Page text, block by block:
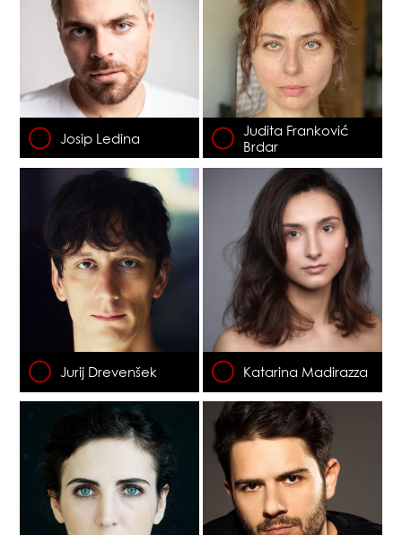
Josip Ledina
Judita Franković
Brdar
Jurij Drevenšek Katarina Madirazza